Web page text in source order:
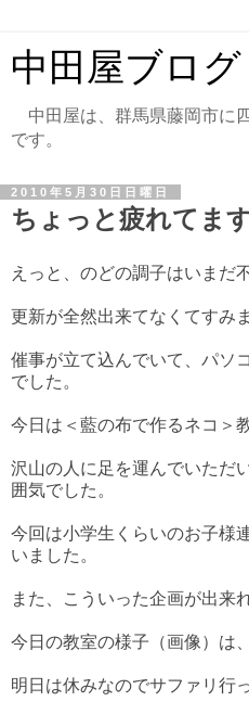
中田屋ブログ
中田屋は、群馬県藤岡市に
です。
2010年5月30日日曜日
ちょっと疲れてます
えっと、のどの調子はいまだ
更新が全然出来てなくてすみ
催事が立て込んでいて、パソ
でした。
今日は＜藍の布で作るネコ＞
沢山の人に足を運んでいただ
囲気でした。
今回は小学生くらいのお子様
いました。
また、こういった企画が出来
今日の教室の様子（画像）は
明日は休みなのでサファリ行